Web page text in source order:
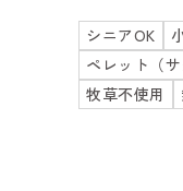
シニアOK
ペレット（サ
牧草不使用